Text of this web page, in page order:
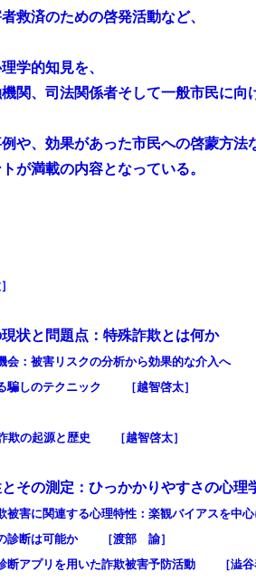
救済のための啓発活動など、
学的知見を、
関、司法関係者そして一般市民に向
や、効果があった市民への啓蒙方法
が満載の内容となっている。
状と問題点：特殊詐欺とは何か
会：被害リスクの分析から効果的な介入へ
騙しのテクニック ［越智啓太］
欺の起源と歴史 ［越智啓太］
の測定：ひっかかりやすさの心理
害に関連する心理特性：楽観バイアスを中
診断は可能か ［渡部 諭］
断アプリを用いた詐欺被害予防活動 ［澁谷